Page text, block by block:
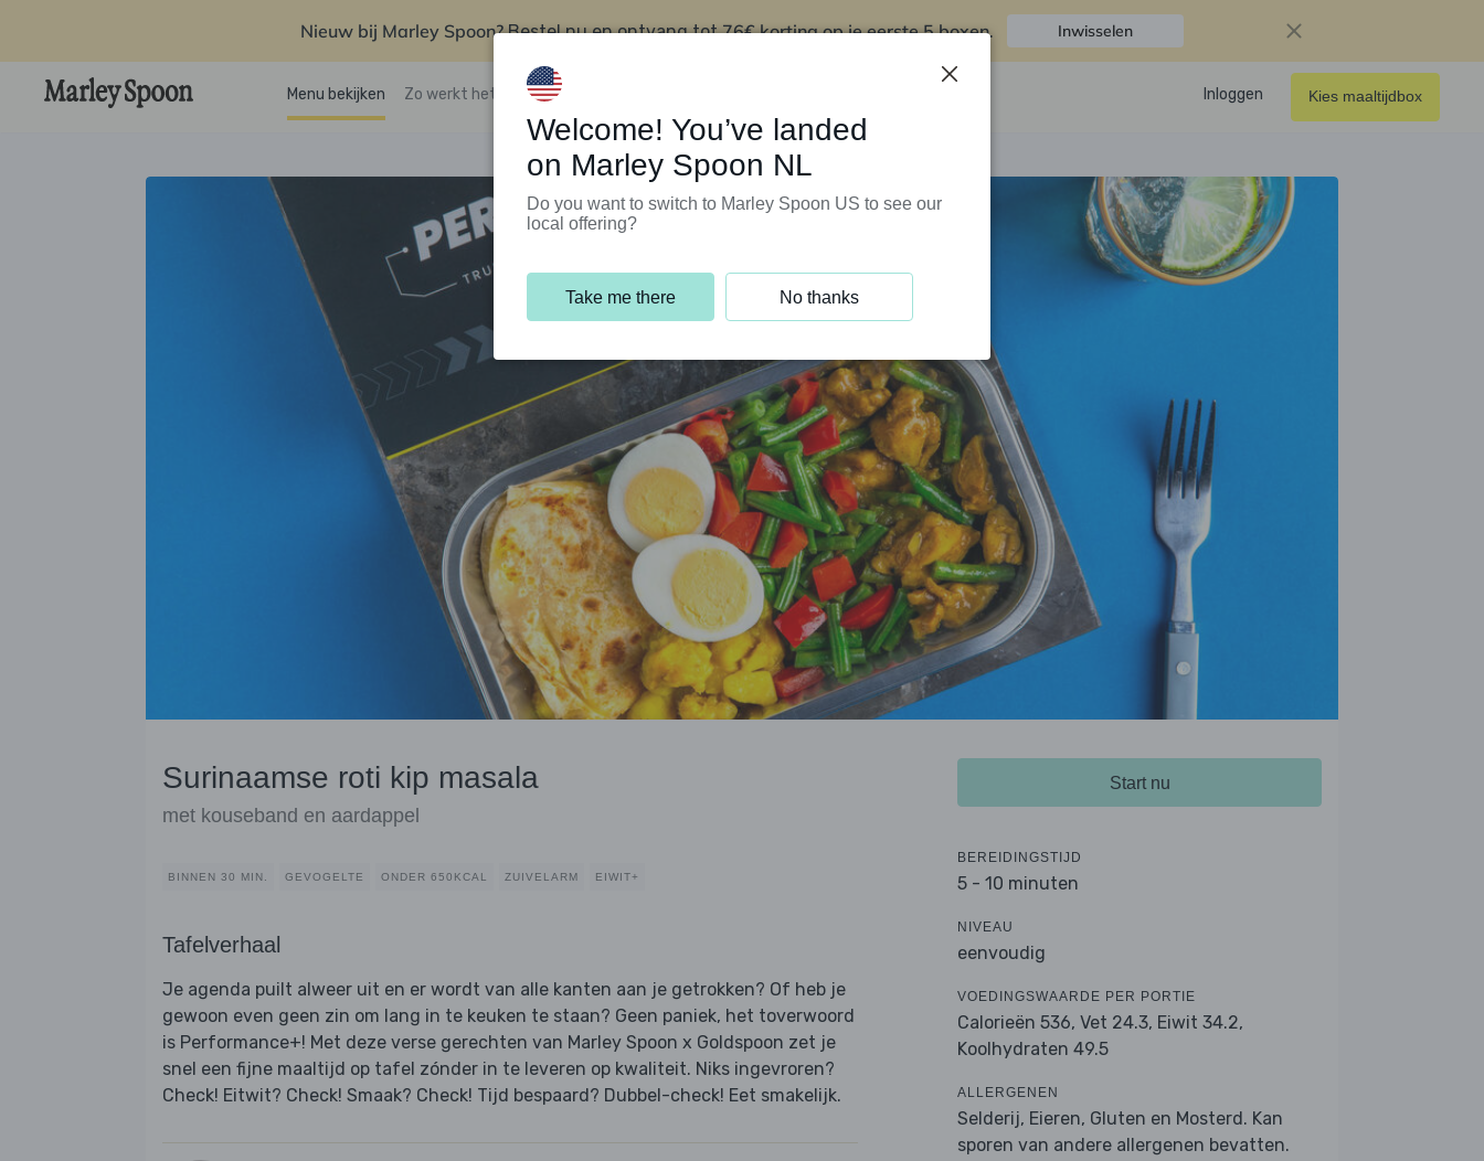
Nieuw bij Marley Spoon?Bestel nu en ontvang tot76€ korting op je eerste 5 boxen. Inwisselen
Menu bekijken Zo werkt het Klantenservice Inloggen Kies maaltijdbox
Surinaamse roti kip masala
met kouseband en aardappel
BINNEN 30 MIN. GEVOGELTE ONDER 650KCAL ZUIVELARM EIWIT+
Tafelverhaal
Je agenda puilt alweer uit en er wordt van alle kanten aan je getrokken? Of heb je
gewoon even geen zin om lang in te keuken te staan? Geen paniek, het toverwoord
is Performance+! Met deze verse gerechten van Marley Spoon x Goldspoon zet je
snel een fijne maaltijd op tafel zónder in te leveren op kwaliteit. Niks ingevroren?
Check! Eitwit? Check! Smaak? Check! Tijd bespaard? Dubbel-check! Eet smakelijk.
Start nu
BEREIDINGSTIJD
5 - 10 minuten
NIVEAU
eenvoudig
VOEDINGSWAARDE PER PORTIE
Calorieën 536, Vet 24.3, Eiwit 34.2,
Koolhydraten 49.5
ALLERGENEN
Selderij, Eieren, Gluten en Mosterd. Kan
sporen van andere allergenen bevatten.
Welcome! You’ve landed
on Marley Spoon NL
Do you want to switch to Marley Spoon US to see our
local offering?
Take me there No thanks